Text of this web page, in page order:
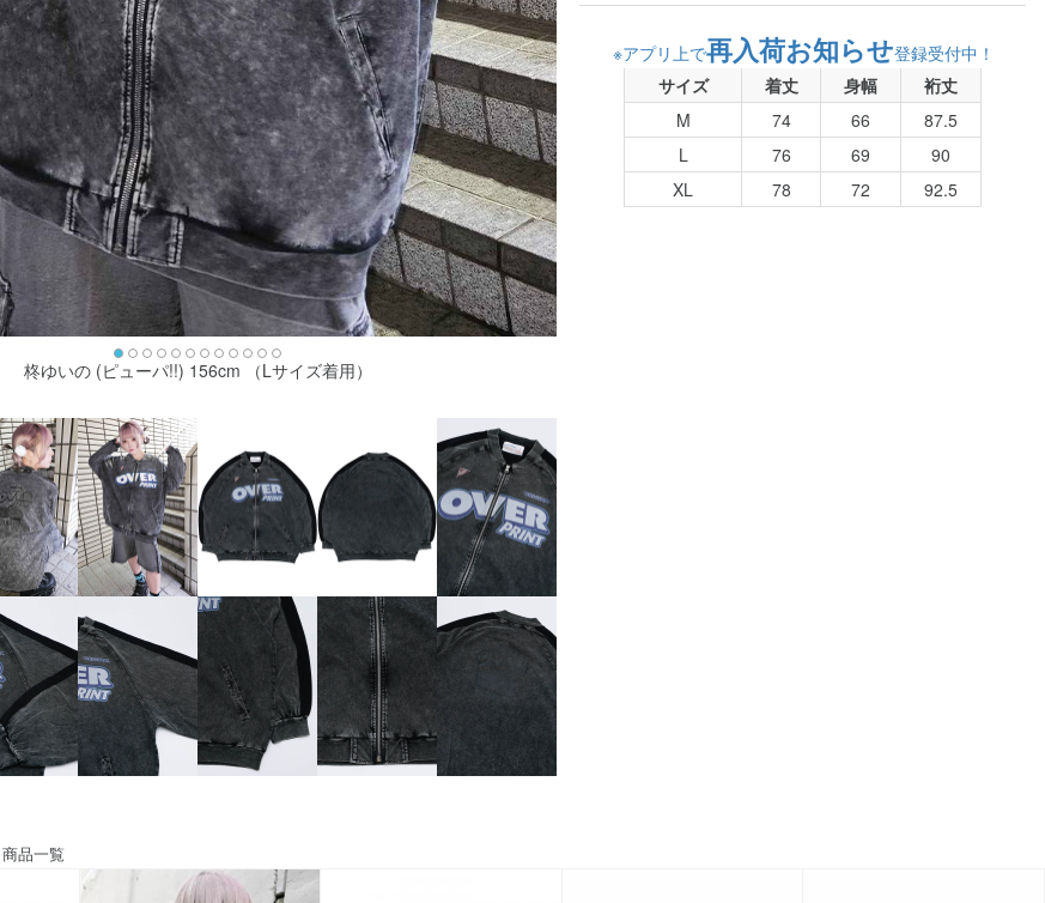
柊ゆいの (ピューパ!!) 156cm （Lサイズ着用）
※アプリ上で再入荷お知らせ登録受付中！
サイズ
着丈 身幅
裄丈
M
74 66
87.5
L
76 69
90
XL
78 72 92.5
商品一覧